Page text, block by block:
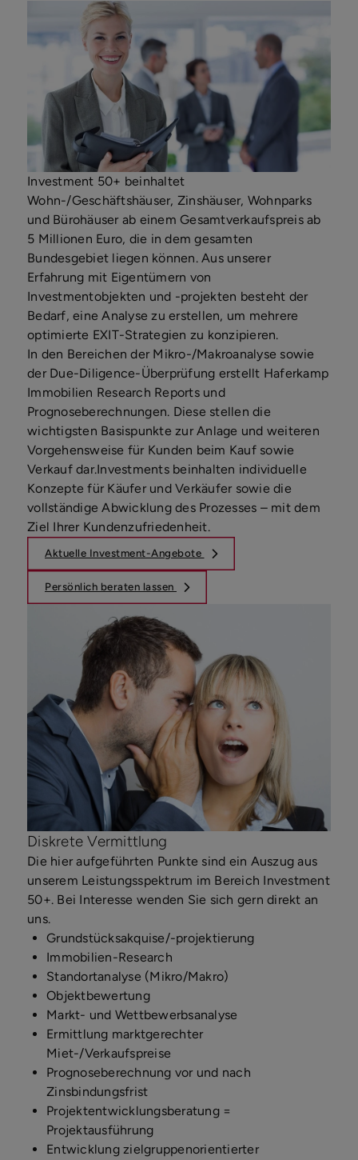
Investment 50+ beinhaltet
Wohn-/Geschäftshäuser, Zinshäuser, Wohnparks
und Bürohäuser ab einem Gesamtverkaufspreis ab
5 Millionen Euro, die in dem gesamten
Bundesgebiet liegen können. Aus unserer
Erfahrung mit Eigentümern von
Investmentobjekten und -projekten besteht der
Bedarf, eine Analyse zu erstellen, um mehrere
optimierte EXIT-Strategien zu konzipieren.
In den Bereichen der Mikro-/Makroanalyse sowie
der Due-Diligence-Überprüfung erstellt Haferkamp
Immobilien Research Reports und
Prognoseberechnungen. Diese stellen die
wichtigsten Basispunkte zur Anlage und weiteren
Vorgehensweise für Kunden beim Kauf sowie
Verkauf dar.Investments beinhalten individuelle
Konzepte für Käufer und Verkäufer sowie die
vollständige Abwicklung des Prozesses – mit dem
Ziel Ihrer Kundenzufriedenheit.
Aktuelle Investment-Angebote
Persönlich beraten lassen
Diskrete Vermittlung
Die hier aufgeführten Punkte sind ein Auszug aus
unserem Leistungsspektrum im Bereich Investment
50+. Bei Interesse wenden Sie sich gern direkt an
uns.
Grundstücksakquise/-projektierung
Immobilien-Research
Standortanalyse (Mikro/Makro)
Objektbewertung
Markt- und Wettbewerbsanalyse
Ermittlung marktgerechter
Miet-/Verkaufspreise
Prognoseberechnung vor und nach
Zinsbindungsfrist
Projektentwicklungsberatung =
Projektausführung
Entwicklung zielgruppenorientierter